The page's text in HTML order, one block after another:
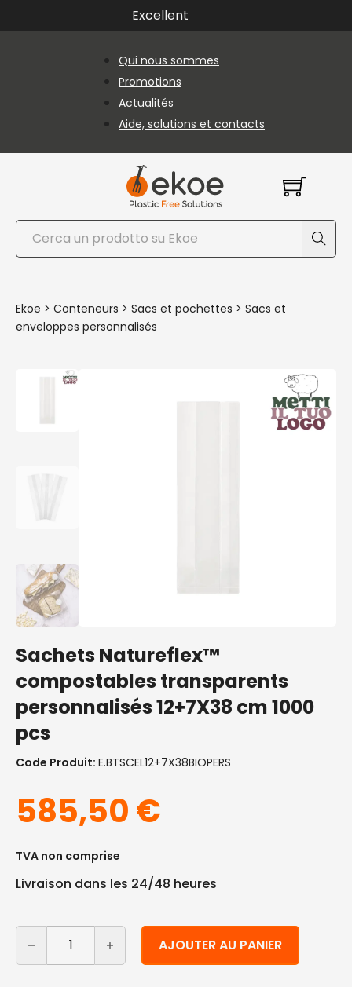
Passer au contenu principal
Passer au pied de page
Excellent
Qui nous sommes
Promotions
Actualités
Aide, solutions et contacts
Rechercher
Ekoe > Conteneurs > Sacs et pochettes > Sacs et
enveloppes personnalisés
Sachets Natureflex™
compostables transparents
personnalisés 12+7X38 cm 1000
pcs
Code Produit: E.BTSCEL12+7X38BIOPERS
585,50€
TVA non comprise
Livraison dans les 24/48 heures
quantité de Sachets Natureflex™ compostables
AJOUTER AU PANIER
Alternative: